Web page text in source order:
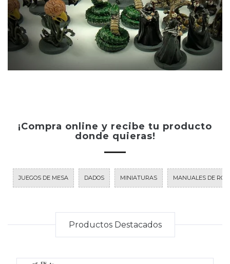
¡Compra online y recibe tu producto
donde quieras!
JUEGOS DE MESA DADOS MINIATURAS MANUALES DE
Productos Destacados